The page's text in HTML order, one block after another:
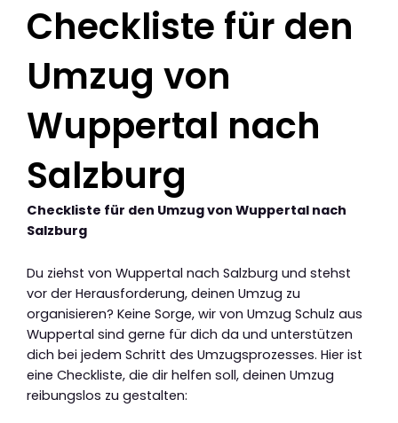
Checkliste für den
Umzug von
Wuppertal nach
Salzburg
Checkliste für den Umzug von Wuppertal nach
Salzburg
Du ziehst von Wuppertal nach Salzburg und stehst
vor der Herausforderung, deinen Umzug zu
organisieren? Keine Sorge, wir von Umzug Schulz aus
Wuppertal sind gerne für dich da und unterstützen
dich bei jedem Schritt des Umzugsprozesses. Hier ist
eine Checkliste, die dir helfen soll, deinen Umzug
reibungslos zu gestalten: